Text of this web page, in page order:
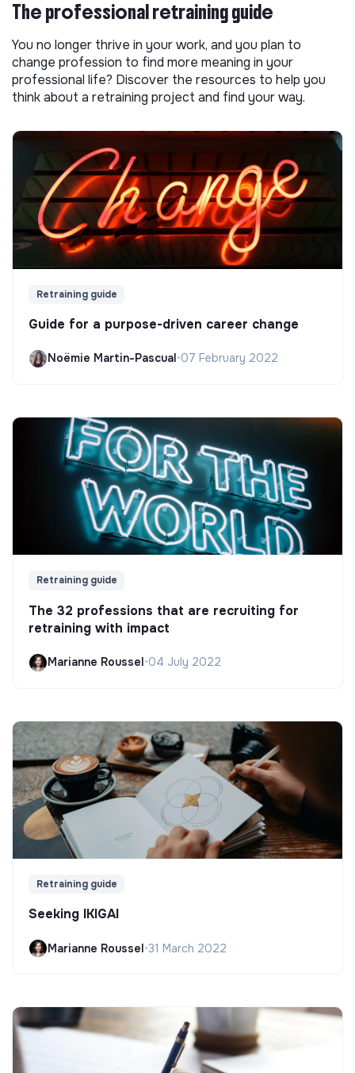
The professional retraining guide
You no longer thrive in your work, and you plan to
change profession to find more meaning in your
professional life? Discover the resources to help you
think about a retraining project and find your way.
Retraining guide
Guide for a purpose-driven career change
Noëmie Martin-Pascual •07 February 2022
Retraining guide
The 32 professions that are recruiting for
retraining with impact
Marianne Roussel•04 July 2022
Retraining guide
Seeking IKIGAI
Marianne Roussel•31 March 2022